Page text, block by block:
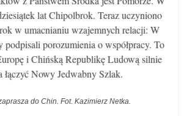
lat Chipolbrok. Teraz uczyniono
w umacnianiu wzajemnych relacji: W
podpisali porozumienia o współpracy. To
i Chińską Republikę Ludową silnie
łączyć Nowy Jedwabny Szlak.
do Chin. Fot. Kazimierz Netka.